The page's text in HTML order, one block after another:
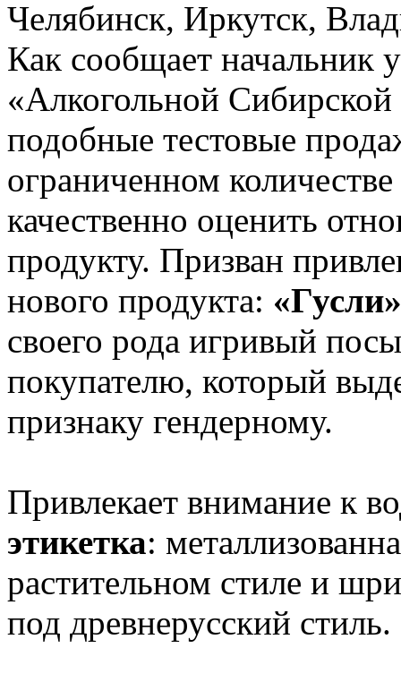
Челябинск, Иркутск,
Как сообщает начальник
«Алкогольной
подобные тестовые
ограниченном
качественно оценить
продукту. Призван
нового продукта:
своего рода игривый
покупателю, который
признаку гендерному.
Привлекает внимание к
этикетка:
растительном стиле и
под древнерусский стиль.